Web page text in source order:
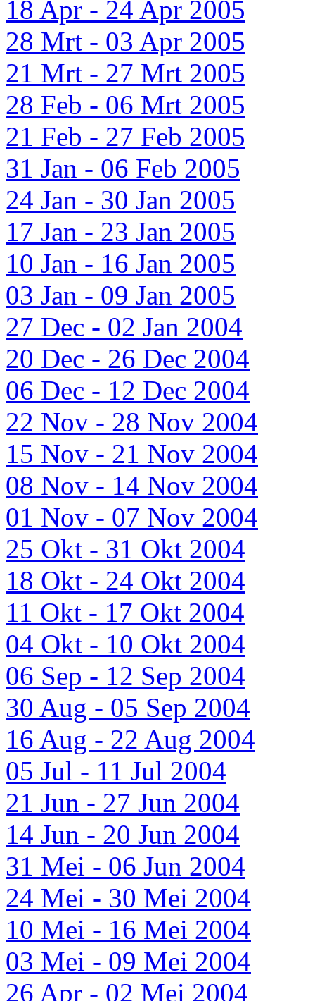
18 Apr - 24 Apr 2005
28 Mrt - 03 Apr 2005
21 Mrt - 27 Mrt 2005
28 Feb - 06 Mrt 2005
21 Feb - 27 Feb 2005
31 Jan - 06 Feb 2005
24 Jan - 30 Jan 2005
17 Jan - 23 Jan 2005
10 Jan - 16 Jan 2005
03 Jan - 09 Jan 2005
27 Dec - 02 Jan 2004
20 Dec - 26 Dec 2004
06 Dec - 12 Dec 2004
22 Nov - 28 Nov 2004
15 Nov - 21 Nov 2004
08 Nov - 14 Nov 2004
01 Nov - 07 Nov 2004
25 Okt - 31 Okt 2004
18 Okt - 24 Okt 2004
11 Okt - 17 Okt 2004
04 Okt - 10 Okt 2004
06 Sep - 12 Sep 2004
30 Aug - 05 Sep 2004
16 Aug - 22 Aug 2004
05 Jul - 11 Jul 2004
21 Jun - 27 Jun 2004
14 Jun - 20 Jun 2004
31 Mei - 06 Jun 2004
24 Mei - 30 Mei 2004
10 Mei - 16 Mei 2004
03 Mei - 09 Mei 2004
26 Apr - 02 Mei 2004